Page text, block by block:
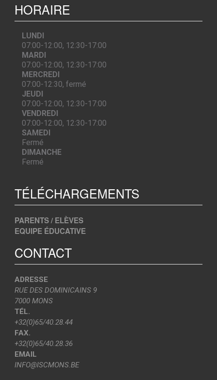
HORAIRE
LUNDI
07:00-12:00, 12:30-17:00
MARDI
07:00-12:00, 12:30-17:00
MERCREDI
07:00-12:30, fermé
JEUDI
07:00-12:00, 12:30-17:00
VENDREDI
07:00-12:00, 12:30-17:00
SAMEDI
Fermé
DIMANCHE
Fermé
TÉLÉCHARGEMENTS
PARENTS / ELÈVES
EQUIPE ÉDUCATIVE
CONTACT
ADRESSE
RUE DES DOMINICAINS 9
7000 MONS
TÉL.
+32(0)65/40.28.44
FAX.
+32(0)65/40.28.36
EMAIL
INFO@ISCMONS.BE